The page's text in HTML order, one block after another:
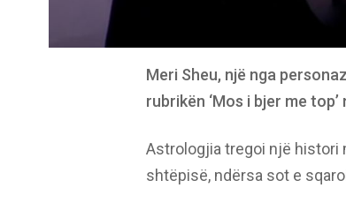
Meri Sheu, një nga
rubrikën ‘Mos i bjer me top’
Astrologjia tregoi një histori
shtëpisë, ndërsa sot e